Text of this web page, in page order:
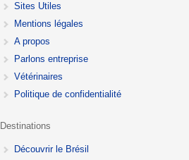
Sites Utiles
Mentions légales
A propos
Parlons entreprise
Vétérinaires
Politique de confidentialité
Destinations
Découvrir le Brésil